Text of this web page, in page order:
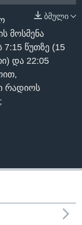
ბმული
მოსმენა
წუთზე (15
და 22:05
რადიოს